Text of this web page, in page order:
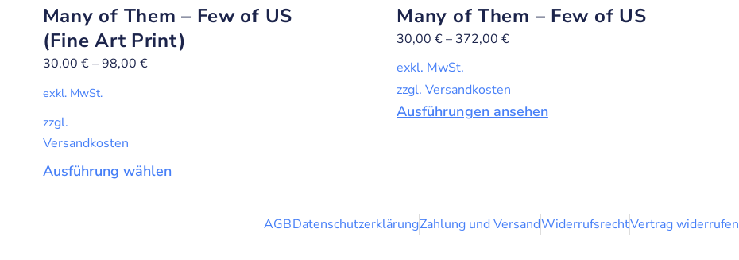
Many of Them – Few of US
(Fine Art Print)
30,00 €–98,00 €
exkl. MwSt.
zzgl.
Versandkosten
Ausführung wählen
Many of Them – Few of US
30,00€– 372,00€
exkl. MwSt.
zzgl. Versandkosten
Ausführungen ansehen
AGBDatenschutzerklärungZahlung und VersandWiderrufsrechtVertrag widerrufen